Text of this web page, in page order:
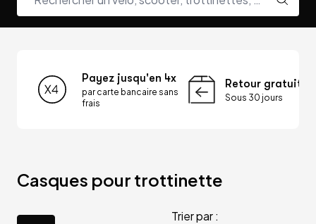
Payez jusqu'en 4x
par carte bancaire sans
frais
Retour gratuit
Sous 30 jours
Casques pour trottinette
Trier par :